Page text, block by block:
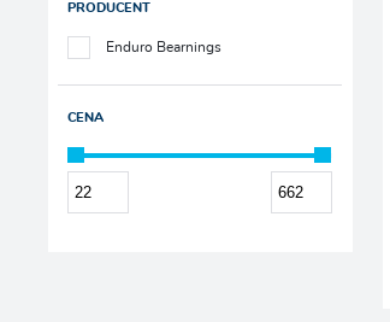
PRODUCENT
Enduro Bearnings
CENA